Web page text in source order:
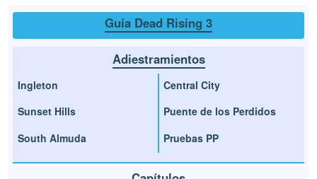
Guía Dead Rising 3
Adiestramientos
Ingleton
Sunset Hills
South Almuda
Central City
Puente de los Perdidos
Pruebas PP